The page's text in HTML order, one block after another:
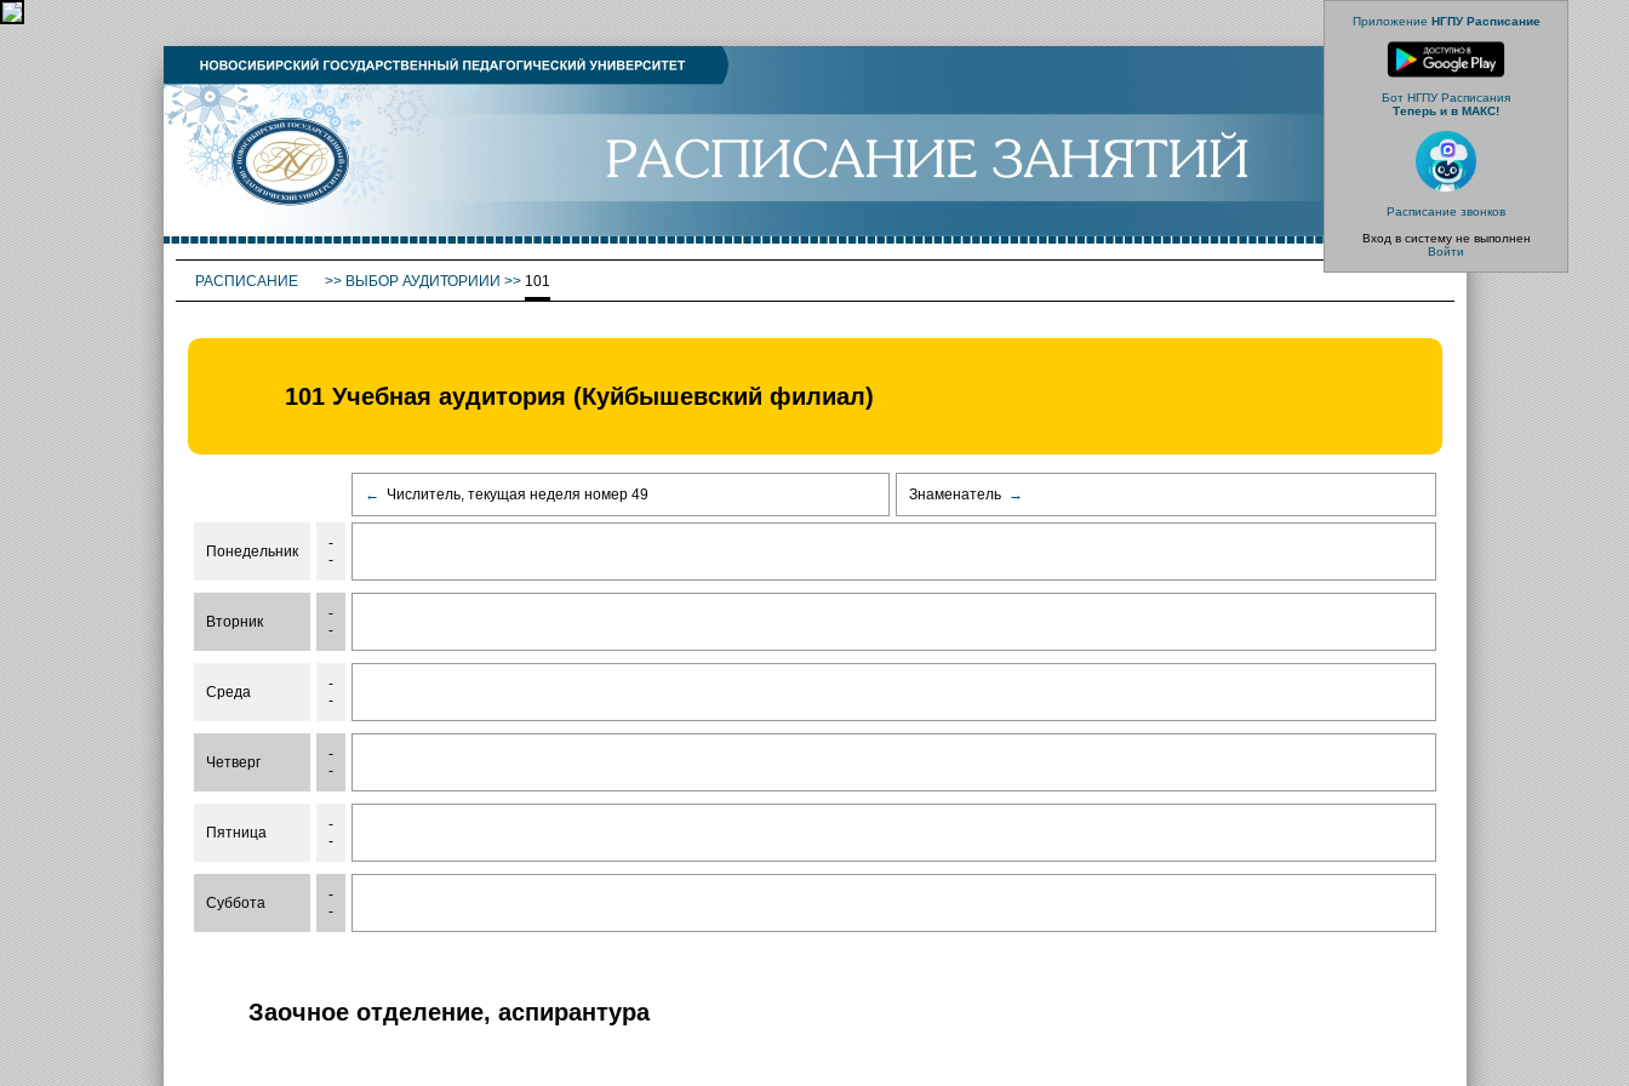
Приложение НГПУ Расписание
Бот НГПУ Расписания
Теперь и в МАКС!
Расписание звонков
Вход в систему не выполнен
Войти
РАСПИСАНИЕ >> ВЫБОР АУДИТОРИИИ >> 101
101 Учебная аудитория (Куйбышевский филиал)
← Числитель, текущая неделя номер 49 Знаменатель →
Понедельник
-
-
Вторник
-
-
Среда
-
-
Четверг
-
-
Пятница
-
-
Суббота
-
-
Заочное отделение, аспирантура